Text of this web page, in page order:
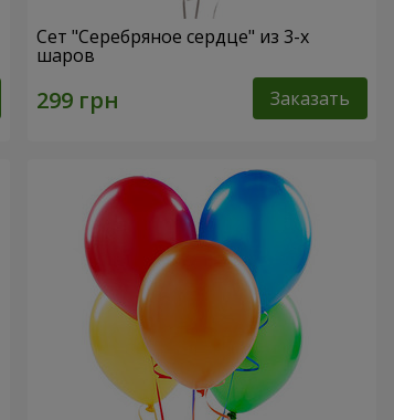
Сет "Серебряное сердце" из 3-х
шаров
Заказать